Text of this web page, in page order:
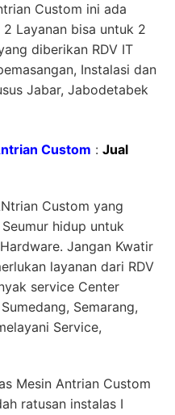
Custom ini ada
Layanan bisa untuk 2
diberikan RDV IT
Instalasi dan
Jabar, Jabodetabek
Custom : Jual
Custom yang
hidup untuk
Jangan Kwatir
layanan dari RDV
service Center
Semarang,
Service,
Mesin Antrian Custom
ratusan instalas I